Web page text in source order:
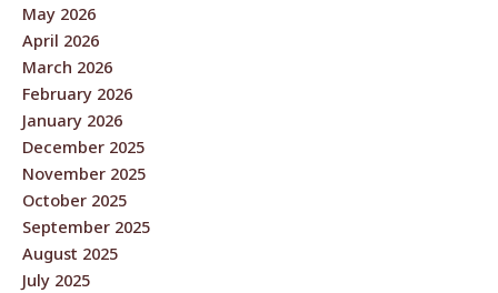
May 2026
April 2026
March 2026
February 2026
January 2026
December 2025
November 2025
October 2025
September 2025
August 2025
July 2025